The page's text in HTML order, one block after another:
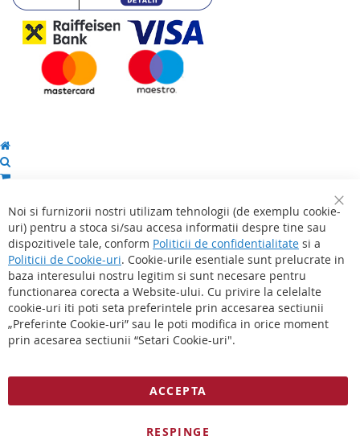
Nu ai nici un produs in cosul de cumparaturi
Email
Parola
Autentificare
Incepe aici.
Noi si furnizorii nostri utilizam tehnologii (de exemplu cookie-
uri) pentru a stoca si/sau accesa informatii despre tine sau
dispozitivele tale, conform Politicii de confidentialitate si a
Politicii de Cookie-uri. Cookie-urile esentiale sunt prelucrate in
baza interesului nostru legitim si sunt necesare pentru
functionarea corecta a Website-ului. Cu privire la celelalte
cookie-uri iti poti seta preferintele prin accesarea sectiunii
„Preferinte Cookie-uri” sau le poti modifica in orice moment
prin acesarea sectiunii “Setari Cookie-uri".
ACCEPTA
RESPINGE